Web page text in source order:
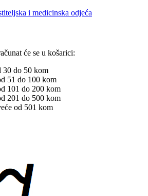
i medicinska odjeća
će se u košarici:
30 do 50 kom
51 do 100 kom
101 do 200 kom
201 do 500 kom
od 501 kom